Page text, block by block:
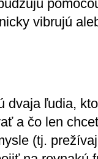
vibrujú
dvaja ľudia,
a čo len
(tj.